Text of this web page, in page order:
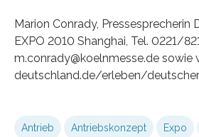
Marion Conrady, Pressesprecherin
EXPO 2010 Shanghai, Tel. 0221/
m.conrady@koelnmesse.de sowie
deutschland.de/erleben/
Antrieb Antriebskonzept Expo